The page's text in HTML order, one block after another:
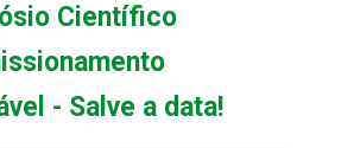
Científico
- Salve a data!